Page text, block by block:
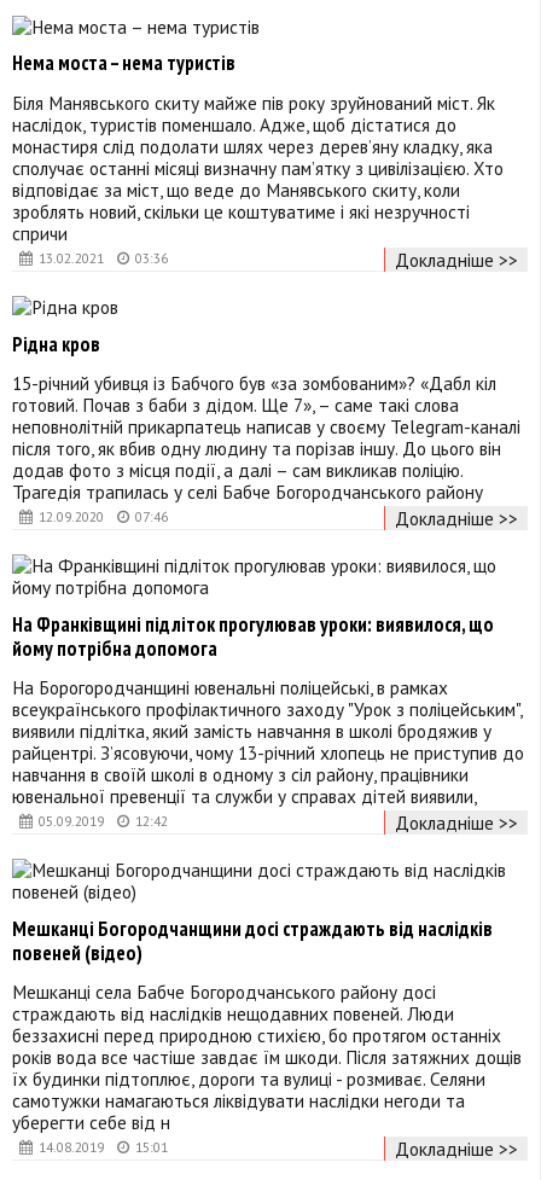
13.02.2021 03:36
Нема моста – нема туристів
Біля Манявського скиту майже пів року зруйнований міст. Як
наслідок, туристів поменшало. Адже, щоб дістатися до
монастиря слід подолати шлях через дерев’яну кладку, яка
сполучає останні місяці визначну пам’ятку з цивілізацією. Хто
відповідає за міст, що веде до Манявського скиту, коли
зроблять новий, скільки це коштуватиме і які незручності
спричи
Докладніше >>
12.09.2020 07:46
Рідна кров
15-річний убивця із Бабчого був «за зомбованим»? «Дабл кіл
готовий. Почав з баби з дідом. Ще 7», – саме такі слова
неповнолітній прикарпатець написав у своєму Telegram-каналі
після того, як вбив одну людину та порізав іншу. До цього він
додав фото з місця події, а далі – сам викликав поліцію.
Трагедія трапилась у селі Бабче Богородчанського району
Докладніше >>
05.09.2019 12:42
На Франківщині підліток прогулював уроки: виявилося, що
йому потрібна допомога
На Борогородчанщині ювенальні поліцейські, в рамках
всеукраїнського профілактичного заходу "Урок з поліцейським",
виявили підлітка, який замість навчання в школі бродяжив у
райцентрі. З’ясовуючи, чому 13-річний хлопець не приступив до
навчання в своїй школі в одному з сіл району, працівники
ювенальної превенції та служби у справах дітей виявили,
Докладніше >>
14.08.2019 15:01
Мешканці Богородчанщини досі страждають від наслідків
повеней (відео)
Мешканці села Бабче Богородчанського району досі
страждають від наслідків нещодавних повеней. Люди
беззахисні перед природною стихією, бо протягом останніх
років вода все частіше завдає їм шкоди. Після затяжних дощів
їх будинки підтоплює, дороги та вулиці - розмиває. Селяни
самотужки намагаються ліквідувати наслідки негоди та
уберегти себе від н
Докладніше >>